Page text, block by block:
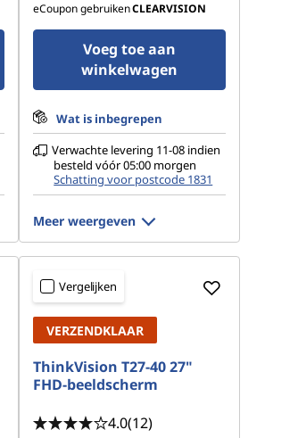
eCoupon gebruikenCLEARVISION
Voeg toe aan
winkelwagen
Wat is inbegrepen
Verwachte levering 11-08 indien
besteld vóór 05:00 morgen
Schatting voor postcode 1831
Meer weergeven
Vergelijken
VERZENDKLAAR
ThinkVision T27-40 27"
FHD-beeldscherm
4.0(12)